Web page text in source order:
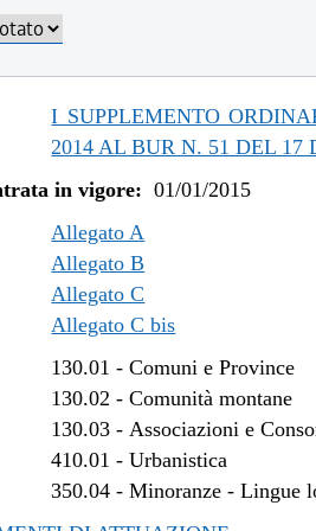
al 31/12/2019
al 18/12/2019
al 20/11/2019
al 09/08/2019
2019 al 10/07/2019
al 15/08/2018
al 29/06/2018
al 14/02/2018
al 04/01/2018
2017 al 09/08/2017
al 26/04/2017
2016 al 08/01/2017
2016 al 14/12/2016
2016 al 12/08/2016
2016 al 29/06/2016
al 12/04/2016
I SUPPLEMENTO
2014 AL BUR N. 51 DEL 17
in vigore: 01/01/2015
Allegato A
Allegato B
Allegato C
Allegato C bis
130.01 -Comuni e Province
130.02 -Comunità montane
130.03 -Associazioni e
410.01 -Urbanistica
350.04 -Minoranze - Lingue